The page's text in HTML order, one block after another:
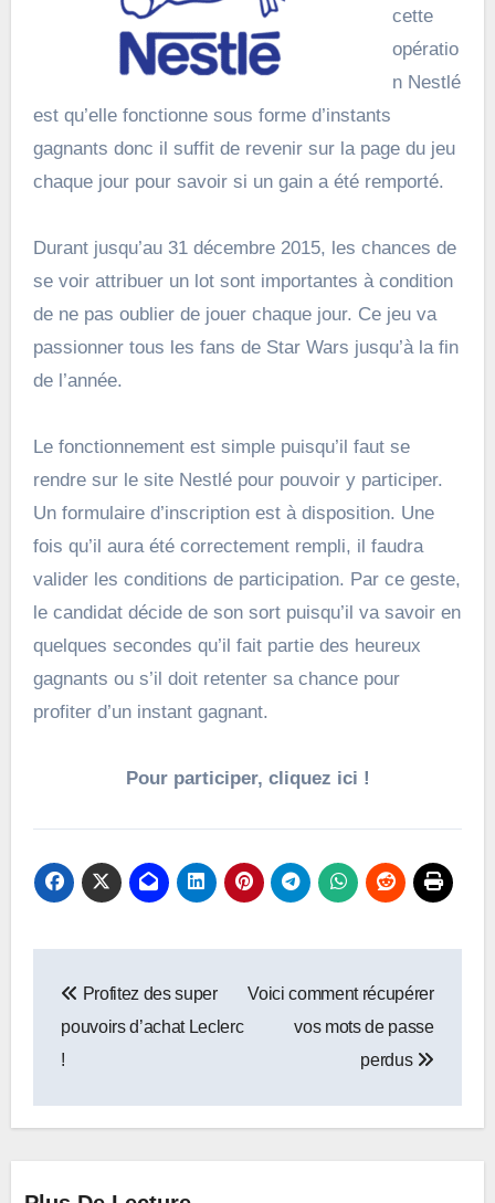
cette
opératio
n Nestlé
est qu’elle fonctionne sous forme d’instants
gagnants donc il suffit de revenir sur la page du jeu
chaque jour pour savoir si un gain a été remporté.
Durant jusqu’au 31 décembre 2015, les chances de
se voir attribuer un lot sont importantes à condition
de ne pas oublier de jouer chaque jour. Ce jeu va
passionner tous les fans de Star Wars jusqu’à la fin
de l’année.
Le fonctionnement est simple puisqu’il faut se
rendre sur le site Nestlé pour pouvoir y participer.
Un formulaire d’inscription est à disposition. Une
fois qu’il aura été correctement rempli, il faudra
valider les conditions de participation. Par ce geste,
le candidat décide de son sort puisqu’il va savoir en
quelques secondes qu’il fait partie des heureux
gagnants ou s’il doit retenter sa chance pour
profiter d’un instant gagnant.
Pour participer, cliquez ici !
de
l’article
Profitez des super
pouvoirs d’achat Leclerc
!
Voici comment récupérer
vos mots de passe
perdus